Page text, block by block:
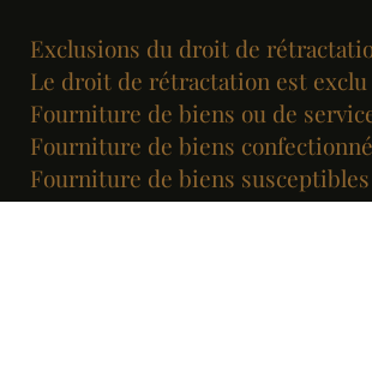
Exclusions du droit de
Le droit de rétractation est
Fourniture de biens ou de
Fourniture de biens
Fourniture de biens